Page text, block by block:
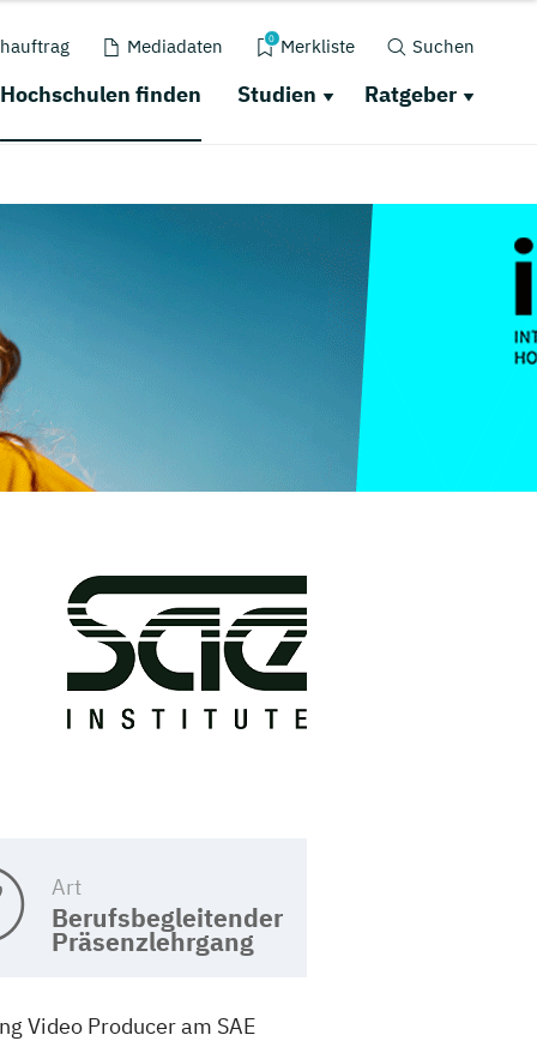
Mediadaten 0 Merkliste Suchen
Hochschulen finden Studien Ratgeber
Art
Berufsbegleitender
Präsenzlehrgang
Video Producer am SAE